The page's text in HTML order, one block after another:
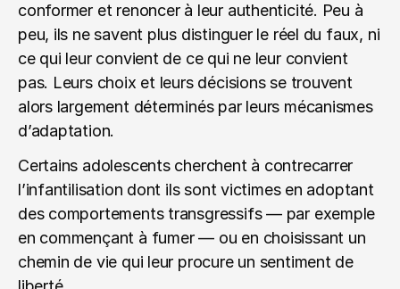
conformer et renoncer à leur authenticité. Peu à
peu, ils ne savent plus distinguer le réel du faux, ni
ce qui leur convient de ce qui ne leur convient
pas. Leurs choix et leurs décisions se trouvent
alors largement déterminés par leurs mécanismes
d’adaptation.
Certains adolescents cherchent à contrecarrer
l’infantilisation dont ils sont victimes en adoptant
des comportements transgressifs — par exemple
en commençant à fumer — ou en choisissant un
chemin de vie qui leur procure un sentiment de